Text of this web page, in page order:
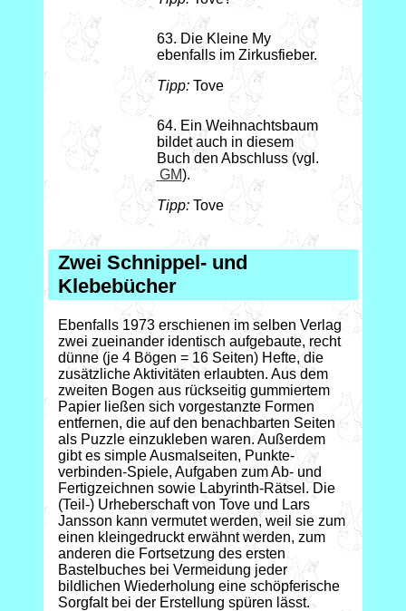
63. Die Kleine My
ebenfalls im Zirkusfieber.
Tipp:Tove
64. Ein Weihnachtsbaum
bildet auch in diesem
Buch den Abschluss (vgl.
GM).
Tipp:Tove
Zwei Schnippel- und
Klebebücher
Ebenfalls 1973 erschienen im selben Verlag
zwei zueinander identisch aufgebaute, recht
dünne (je 4 Bögen = 16 Seiten) Hefte, die
zusätzliche Aktivitäten erlaubten. Aus dem
zweiten Bogen aus rückseitig gummiertem
Papier ließen sich vorgestanzte Formen
entfernen, die auf den benachbarten Seiten
als Puzzle einzukleben waren. Außerdem
gibt es simple Ausmalseiten, Punkte-
verbinden-Spiele, Aufgaben zum Ab- und
Fertigzeichnen sowie Labyrinth-Rätsel. Die
(Teil-) Urheberschaft von Tove und Lars
Jansson kann vermutet werden, weil sie zum
einen kleingedruckt erwähnt werden, zum
anderen die Fortsetzung des ersten
Bastelbuches bei Vermeidung jeder
bildlichen Wiederholung eine schöpferische
Sorgfalt bei der Erstellung spüren lässt.